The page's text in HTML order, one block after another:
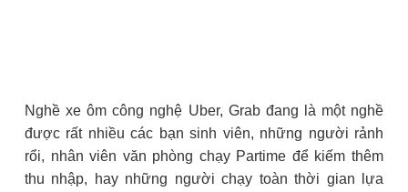
Nghề xe ôm công nghệ Uber, Grab đang là một nghề
được rất nhiều các bạn sinh viên, những người rảnh
rổi, nhân viên văn phòng chạy Partime để kiếm thêm
thu nhập, hay những người chạy toàn thời gian lựa